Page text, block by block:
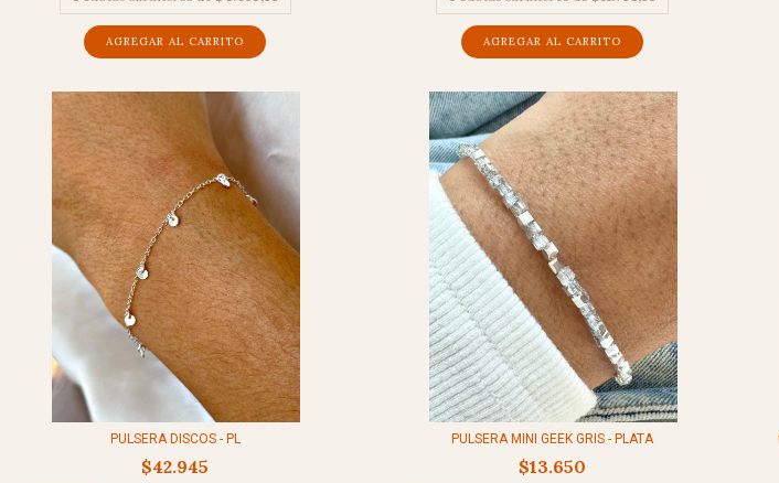
PULSERA DISCOS - PL
$42.945
PULSERA MINI GEEK GRIS - PLATA
$13.650